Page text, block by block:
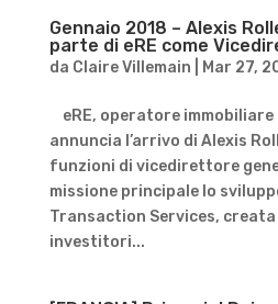
Gennaio 2018 – Alexis
parte di eRE come
da Claire Villemain Mar 27,
eRE, operatore immobiliare
annuncia l’arrivo di Alexis
funzioni di vicedirettore
missione principale lo
Transaction Services, creata
investitori...